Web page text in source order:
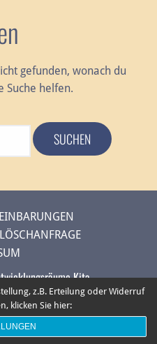
gefunden, wonach du
Suche helfen.
LÖSCHANFRAGE
Kita
z.B. Erteilung oder Widerruf
klicken Sie hier: